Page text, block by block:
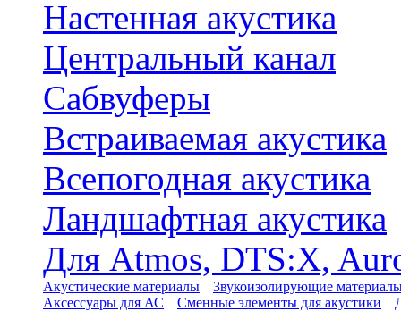
Настенная акустика
Центральный канал
Сабвуферы
Встраиваемая акустика
Всепогодная акустика
Ландшафтная акустика
Для Atmos, DTS:X,
Акустические материалы
Звукоизолирующие
Аксессуары для АС
Сменные элементы для акустики